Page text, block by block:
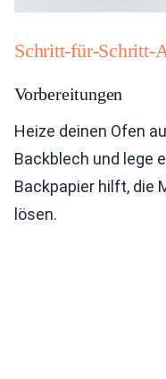
Schritt-für-Schritt-
Vorbereitungen
Heize deinen Ofen
Backblech und lege
Backpapier hilft, die
lösen.